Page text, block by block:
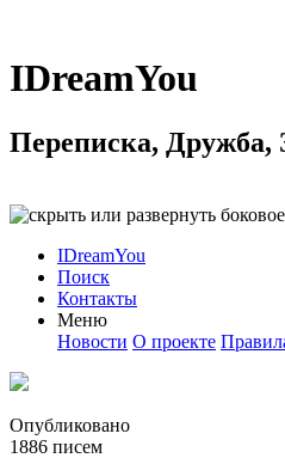
IDreamYou
Переписка, Дружба,
IDreamYou
Поиск
Контакты
Меню
Новости О проекте
Опубликовано
1886 писем